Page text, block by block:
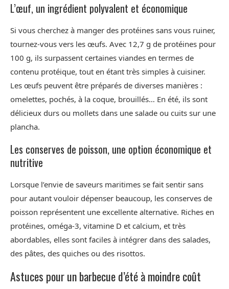
L’œuf, un ingrédient polyvalent et économique
Si vous cherchez à manger des protéines sans vous ruiner,
tournez-vous vers les œufs. Avec 12,7 g de protéines pour
100 g, ils surpassent certaines viandes en termes de
contenu protéique, tout en étant très simples à cuisiner.
Les œufs peuvent être préparés de diverses manières :
omelettes, pochés, à la coque, brouillés… En été, ils sont
délicieux durs ou mollets dans une salade ou cuits sur une
plancha.
Les conserves de poisson, une option économique et
nutritive
Lorsque l’envie de saveurs maritimes se fait sentir sans
pour autant vouloir dépenser beaucoup, les conserves de
poisson représentent une excellente alternative. Riches en
protéines, oméga-3, vitamine D et calcium, et très
abordables, elles sont faciles à intégrer dans des salades,
des pâtes, des quiches ou des risottos.
Astuces pour un barbecue d’été à moindre coût